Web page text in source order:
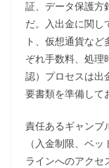
証、データ保護方
だ。入出金に関し
ト、仮想通貨な
ぞれ手数料、処理
認）プロセスは出
要書類を準備して
責任あるギャンブ
（入金制限、ベ
ラインへのアクセ